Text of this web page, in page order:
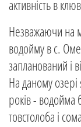
активність в
Незважаючи на
водойму в с.
запланований і
На даному
років - водойма
товстолоба і